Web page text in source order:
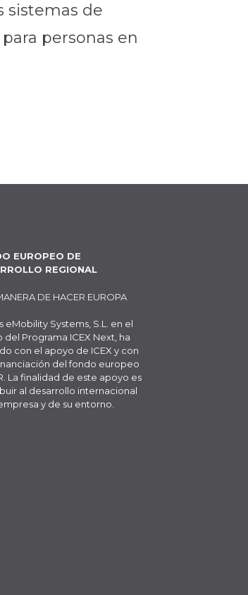
sistemas de
personas en
EUROPEO DE
REGIONAL
DE HACER EUROPA
eMobility Systems, S.L. en el
del Programa ICEX Next, ha
con el apoyo de ICEX y con
del fondo europeo
La finalidad de este apoyo es
al desarrollo internacional
y de su entorno.